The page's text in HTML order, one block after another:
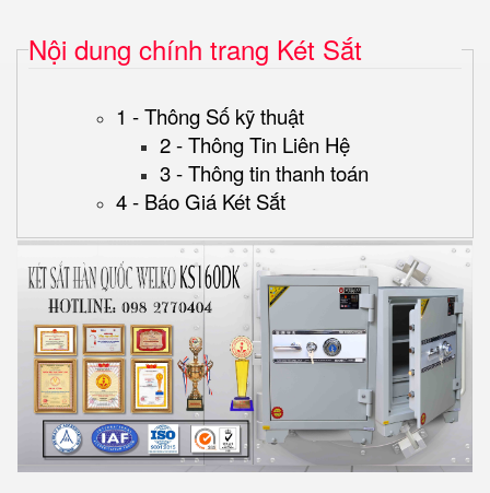
Nội dung chính trang Két Sắt
1 - Thông Số kỹ thuật
2 - Thông Tin Liên Hệ
3 - Thông tin thanh toán
4 - Báo Giá Két Sắt